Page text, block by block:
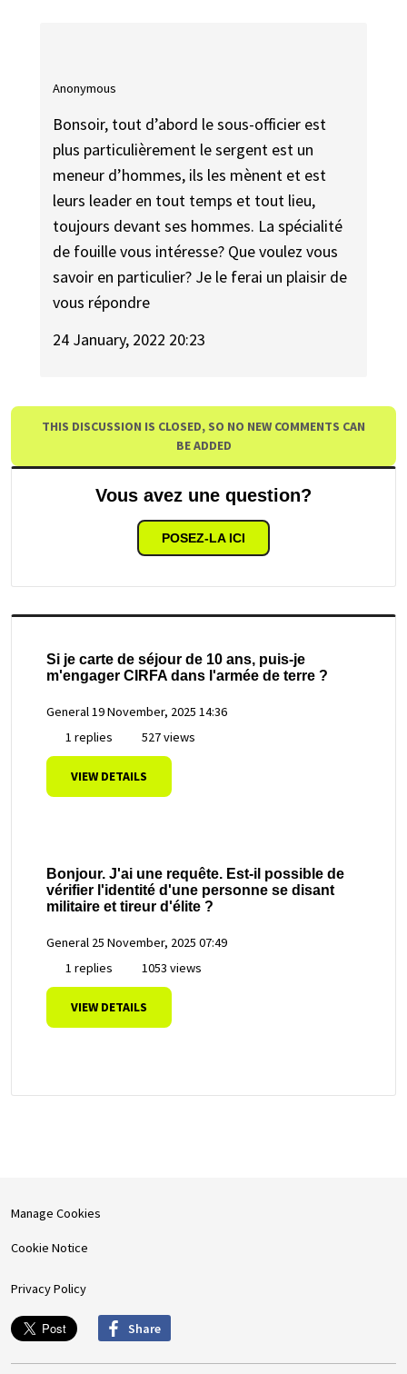
Anonymous
Bonsoir, tout d’abord le sous-officier est
plus particulièrement le sergent est un
meneur d’hommes, ils les mènent et est
leurs leader en tout temps et tout lieu,
toujours devant ses hommes. La spécialité
de fouille vous intéresse? Que voulez vous
savoir en particulier? Je le ferai un plaisir de
vous répondre
24 January, 2022 20:23
THIS DISCUSSION IS CLOSED, SO NO NEW COMMENTS CAN
BE ADDED
Vous avez une question?
POSEZ-LA ICI
Si je carte de séjour de 10 ans, puis-je
m'engager CIRFA dans l'armée de terre ?
General19 November, 2025 14:36
1 replies
527 views
VIEW DETAILS
Bonjour. J'ai une requête. Est-il possible de
vérifier l'identité d'une personne se disant
militaire et tireur d'élite ?
General 25 November, 2025 07:49
1 replies
1053 views
VIEW DETAILS
Manage Cookies
Cookie Notice
Privacy Policy
Share